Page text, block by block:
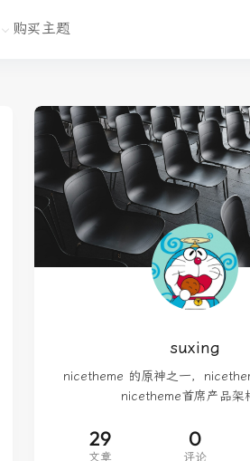
购买主题
suxing
nicetheme 的原神之一，
nicetheme首席产品架
29
文章
0
评论